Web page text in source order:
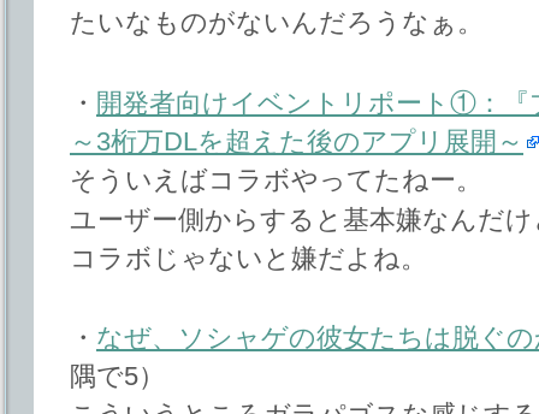
たいなものがないんだろうなぁ。
・ 開発者向けイベントリポート①：
～3桁万DLを超えた後のアプリ展開～
そういえばコラボやってたねー。
ユーザー側からすると基本嫌なんだ
コラボじゃないと嫌だよね。
・ なぜ、ソシャゲの彼女たちは脱ぐ
隅で5）